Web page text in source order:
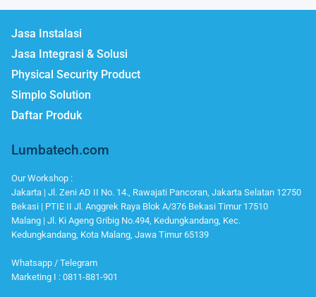
Jasa Instalasi
Jasa Integrasi & Solusi
Physical Security Product
Simplo Solution
Daftar Produk
Lumbatech.com
Our Workshop :
Jakarta | Jl. Zeni AD II No. 14., Rawajati Pancoran, Jakarta Selatan 12750
Bekasi | PTIE II Jl. Anggrek Raya Blok A/376 Bekasi Timur 17510
Malang | Jl. Ki Ageng Gribig No.494, Kedungkandang, Kec.
Kedungkandang, Kota Malang, Jawa Timur 65139
Whatsapp / Telegram
Marketing I : 0811-881-901